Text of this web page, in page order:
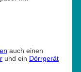
auch einen
und ein Dörrgerät